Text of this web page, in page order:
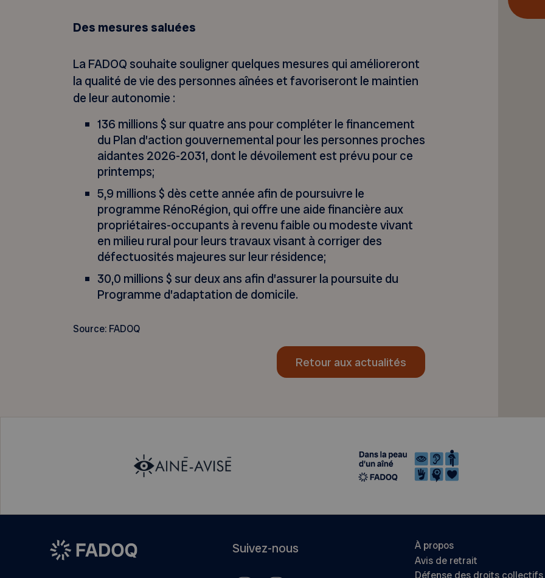
Des mesures saluées
La FADOQ souhaite souligner quelques mesures qui amélioreront
la qualité de vie des personnes aînées et favoriseront le maintien
de leur autonomie :
136 millions $ sur quatre ans pour compléter le financement
du Plan d’action gouvernemental pour les personnes proches
aidantes 2026-2031, dont le dévoilement est prévu pour ce
printemps;
5,9 millions $ dès cette année afin de poursuivre le
programme RénoRégion, qui offre une aide financière aux
propriétaires-occupants à revenu faible ou modeste vivant
en milieu rural pour leurs travaux visant à corriger des
défectuosités majeures sur leur résidence;
30,0 millions $ sur deux ans afin d’assurer la poursuite du
Programme d’adaptation de domicile.
Source: FADOQ
Retour aux actualités
Suivez-nous
À propos
Avis de retrait